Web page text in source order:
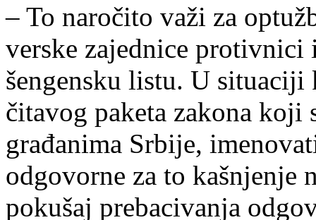
– To naročito važi za
verske zajednice protivnici
šengensku listu. U situaciji
čitavog paketa zakona koji
građanima Srbije,
odgovorne za to kašnjenje
pokušaj prebacivanja